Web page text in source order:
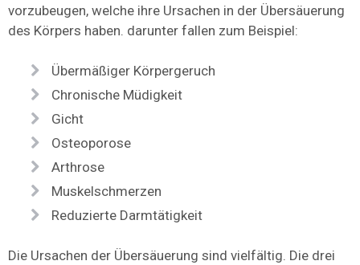
vorzubeugen, welche ihre Ursachen in der Übersäuerung
des Körpers haben. darunter fallen zum Beispiel:
Übermäßiger Körpergeruch
Chronische Müdigkeit
Gicht
Osteoporose
Arthrose
Muskelschmerzen
Reduzierte Darmtätigkeit
Die Ursachen der Übersäuerung sind vielfältig. Die drei